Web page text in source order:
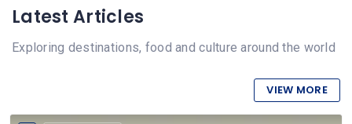
Latest Articles
Exploring destinations, food and culture around the world
VIEW MORE